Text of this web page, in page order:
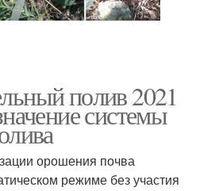
полив 2021
системы
орошения почва
режиме без участия